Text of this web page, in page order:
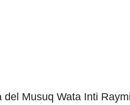
Musuq Wata Inti